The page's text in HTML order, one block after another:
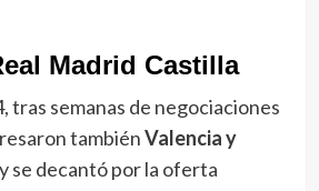
Madrid Castilla
tras semanas de negociaciones
tambiénValencia y
se decantó por la oferta